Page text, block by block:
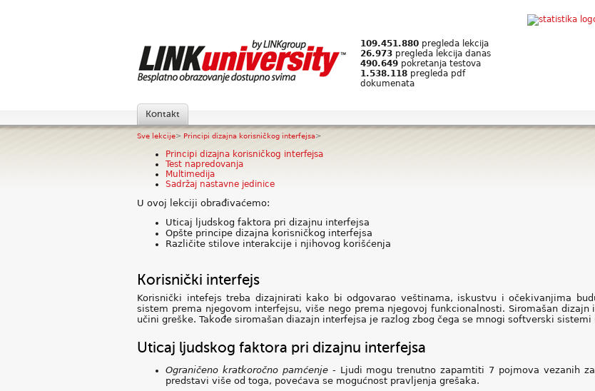
109.451.880 pregleda lekcija
26.973 pregleda lekcija danas
490.649 pokretanja testova
1.538.118 pregleda pdf
dokumenata
Kontakt
Sve lekcije> Principi dizajna korisničkog interfejsa>
Principi dizajna korisničkog interfejsa
Test napredovanja
Multimedija
Sadržaj nastavne jedinice
U ovoj lekciji obrađivaćemo:
Uticaj ljudskog faktora pri dizajnu interfejsa
Opšte principe dizajna korisničkog interfejsa
Različite stilove interakcije i njihovog korišćenja
Korisnički interfejs
Korisnički intefejs treba dizajnirati kako bi odgovarao veštinama, iskustvu i očekivanjima
sistem prema njegovom interfejsu, više nego prema njegovoj funkcionalnosti. Siromašan
učini greške. Takođe siromašan diazajn interfejsa je razlog zbog čega se mnogi softverski
Uticaj ljudskog faktora pri dizajnu interfejsa
Ograničeno kratkoročno pamćenje- Ljudi mogu trenutno zapamtiti 7 pojmova vezanih
predstavi više od toga, povećava se mogućnost pravljenja grešaka.